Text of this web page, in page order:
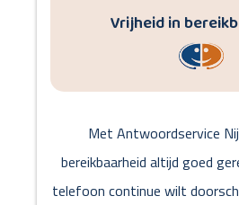
Vrijheid in
Met Antwoordservice
bereikbaarheid altijd goed
telefoon continue wilt